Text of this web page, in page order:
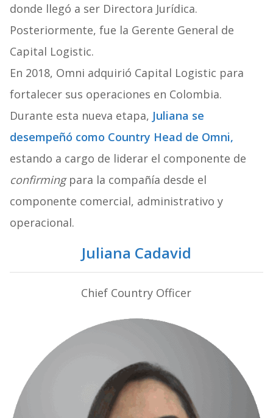
donde llegó a ser Directora Jurídica.
Posteriormente, fue la Gerente General de
Capital Logistic.
En 2018, Omni adquirió Capital Logistic para
fortalecer sus operaciones en Colombia.
Durante esta nueva etapa, Juliana se
desempeñó como Country Head de Omni,
estando a cargo de liderar el componente de
confirmingpara la compañía desde el
componente comercial, administrativo y
operacional.
Juliana Cadavid
Chief Country Officer